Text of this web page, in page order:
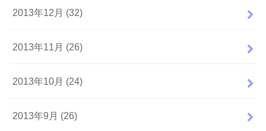
2013年12月 (32)
2013年11月 (26)
2013年10月 (24)
2013年9月 (26)